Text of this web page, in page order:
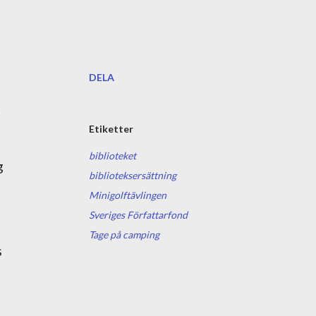
DELA
Etiketter
biblioteket
biblioteksersättning
Minigolftävlingen
Sveriges Författarfond
Tage på camping